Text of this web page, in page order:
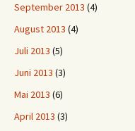
September 2013 (4)
August 2013 (4)
Juli 2013 (5)
Juni 2013 (3)
Mai 2013 (6)
April 2013 (3)